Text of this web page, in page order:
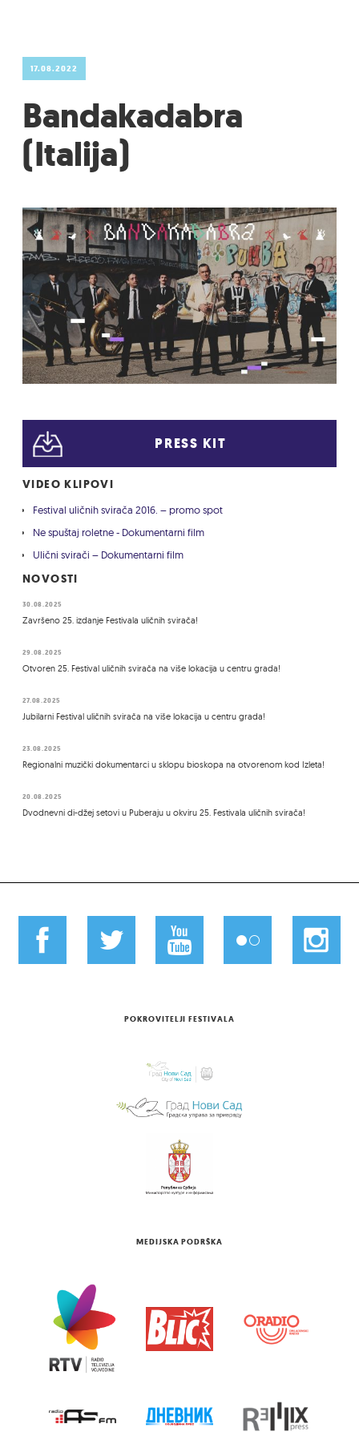
17.08.2022
Bandakadabra
(Italija)
PRESS KIT
VIDEO KLIPOVI
Festival uličnih svirača 2016. – promo spot
Ne spuštaj roletne - Dokumentarni film
Ulični svirači – Dokumentarni film
NOVOSTI
30.08.2025
Završeno 25. izdanje Festivala uličnih svirača!
29.08.2025
Otvoren 25. Festival uličnih svirača na više lokacija u centru grada!
27.08.2025
Jubilarni Festival uličnih svirača na više lokacija u centru grada!
23.08.2025
Regionalni muzički dokumentarci u sklopu bioskopa na otvorenom kod Izleta!
20.08.2025
Dvodnevni di-džej setovi u Puberaju u okviru 25. Festivala uličnih svirača!
POKROVITELJI FESTIVALA
MEDIJSKA PODRŠKA